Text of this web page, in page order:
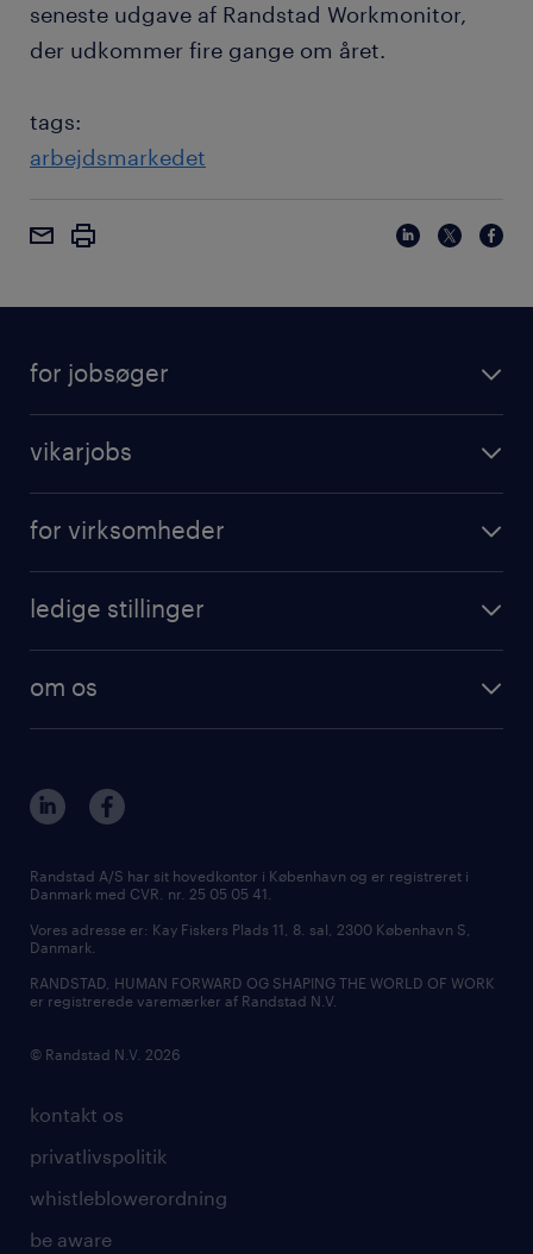
seneste udgave af Randstad Workmonitor,
der udkommer fire gange om året.
tags:
arbejdsmarkedet
for jobsøger
vikarjobs
for virksomheder
ledige stillinger
om os
kontakt os
privatlivspolitik
whistleblowerordning
be aware
Randstad A/S har sit hovedkontor i København og er registreret i
Danmark med CVR. nr. 25 05 05 41.
Vores adresse er: Kay Fiskers Plads 11, 8. sal, 2300 København S,
Danmark.
RANDSTAD, HUMAN FORWARD OG SHAPING THE WORLD OF WORK
er registrerede varemærker af Randstad N.V.
© Randstad N.V. 2026